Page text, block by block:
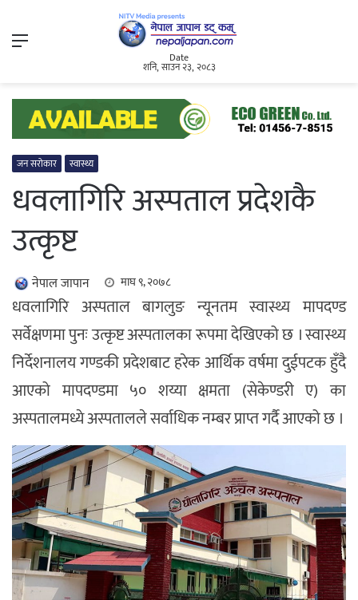
Menu
Date
शनि, साउन २३, २०८३
जन सरोकार स्वास्थ्य
धवलागिरि अस्पताल प्रदेशकै
उत्कृष्ट
नेपाल जापान माघ ९, २०७८
धवलागिरि अस्पताल बागलुङ न्यूनतम स्वास्थ्य मापदण्ड
सर्वेक्षणमा पुनः उत्कृष्ट अस्पतालका रूपमा देखिएको छ । स्वास्थ्य
निर्देशनालय गण्डकी प्रदेशबाट हरेक आर्थिक वर्षमा दुईपटक हुँदै
आएको मापदण्डमा ५० शय्या क्षमता (सेकेण्डरी ए) का
अस्पतालमध्ये अस्पतालले सर्वाधिक नम्बर प्राप्त गर्दै आएको छ ।